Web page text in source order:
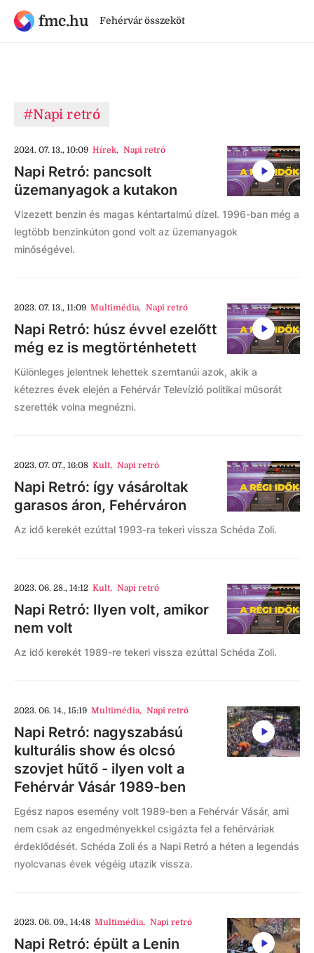
fmc.hu Fehérvár összeköt
#Napi retró
2024. 07. 13., 10:09 Hírek, Napi retró
Napi Retró: pancsolt
üzemanyagok a kutakon
Vizezett benzin és magas kéntartalmú dízel. 1996-ban még a
legtöbb benzinkúton gond volt az üzemanyagok
minőségével.
2023. 07. 13., 11:09 Multimédia, Napi retró
Napi Retró: húsz évvel ezelőtt
még ez is megtörténhetett
Különleges jelentnek lehettek szemtanúi azok, akik a
kétezres évek elején a Fehérvár Televízió politikai műsorát
szerették volna megnézni.
2023. 07. 07., 16:08 Kult, Napi retró
Napi Retró: így vásároltak
garasos áron, Fehérváron
Az idő kerekét ezúttal 1993-ra tekeri vissza Schéda Zoli.
2023. 06. 28., 14:12 Kult, Napi retró
Napi Retró: Ilyen volt, amikor
nem volt
Az idő kerekét 1989-re tekeri vissza ezúttal Schéda Zoli.
2023. 06. 14., 15:19 Multimédia, Napi retró
Napi Retró: nagyszabású
kulturális show és olcsó
szovjet hűtő - ilyen volt a
Fehérvár Vásár 1989-ben
Egész napos esemény volt 1989-ben a Fehérvár Vásár, ami
nem csak az engedményekkel csigázta fel a fehérváriak
érdeklődését. Schéda Zoli és a Napi Retró a héten a legendás
nyolcvanas évek végéig utazik vissza.
2023. 06. 09., 14:48 Multimédia, Napi retró
Napi Retró: épült a Lenin